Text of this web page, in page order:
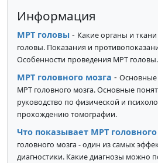
Информация
МРТ головы - Какие органы и
головы. Показания и
Особенности проведения МРТ головы.
МРТ головного мозга - Основные
МРТ головного мозга. Основные
руководство по физической и
прохождению томографии.
Что показывает МРТ
головного мозга - один из самых
диагностики. Какие диагнозы можно